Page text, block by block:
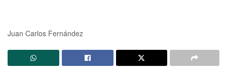
Juan Carlos Fernández